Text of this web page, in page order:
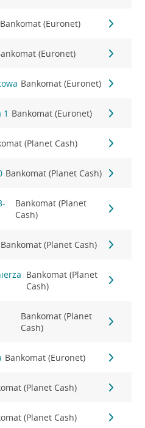
Bankomat (Euronet)
(Euronet)
Bankomat (Euronet)
1 Bankomat (Euronet)
(Planet Cash)
Bankomat (Planet Cash)
Bankomat (Planet
Cash)
Bankomat (Planet Cash)
Bankomat (Planet
Cash)
Bankomat (Planet
Cash)
Bankomat (Euronet)
(Planet Cash)
(Planet Cash)